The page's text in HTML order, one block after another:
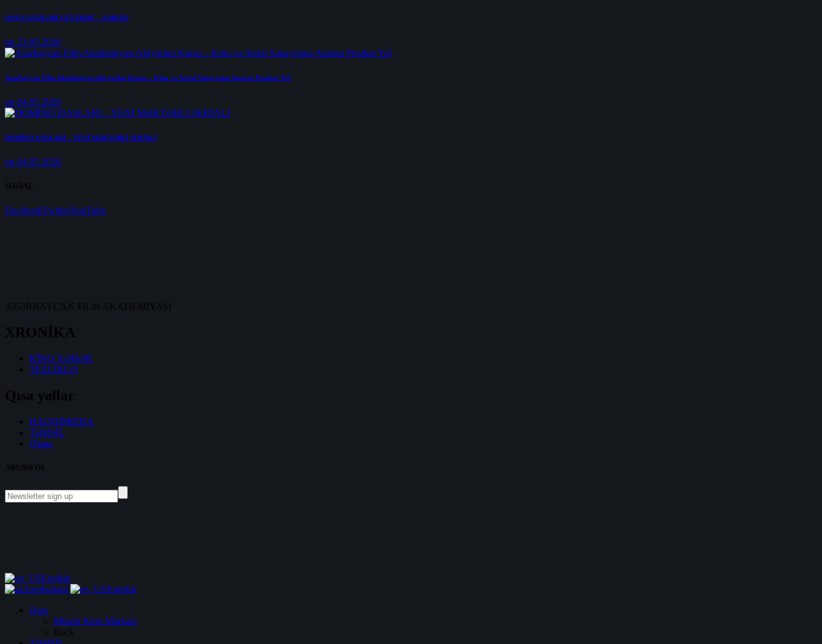
ONUN GÖZLƏRİ GÜLÜRDÜ – NƏRGİZ
on 23.05.2026
Azərbaycan Film Akademiyası Aktyorluq Kursu – Kino və Serial Sənayesinə Aparan Peşəkar Yol
on 04.05.2026
DOMİNO DAŞLARI – YENİ MƏKTƏBLİ SERİALI
on 04.05.2026
SOSİAL
FacebookTwitterYouTube
AZƏRBAYCAN FİLM AKADEMİYASI
XRONİKA
KİNO XƏBƏR
TEZLİKLƏ
Qısa yollar
HAQQIMIZDA
TƏHSİL
Əlaqə
ABUNƏ OL
English
Azerbaijani
English
Əsas
Müasir Kino Mərkəzi
Back